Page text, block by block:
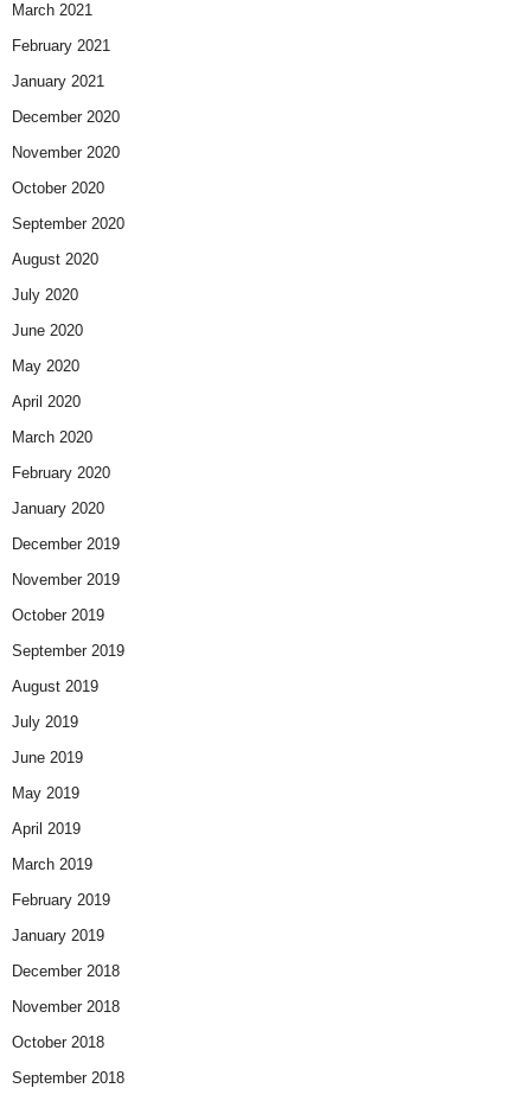
March 2021
February 2021
January 2021
December 2020
November 2020
October 2020
September 2020
August 2020
July 2020
June 2020
May 2020
April 2020
March 2020
February 2020
January 2020
December 2019
November 2019
October 2019
September 2019
August 2019
July 2019
June 2019
May 2019
April 2019
March 2019
February 2019
January 2019
December 2018
November 2018
October 2018
September 2018